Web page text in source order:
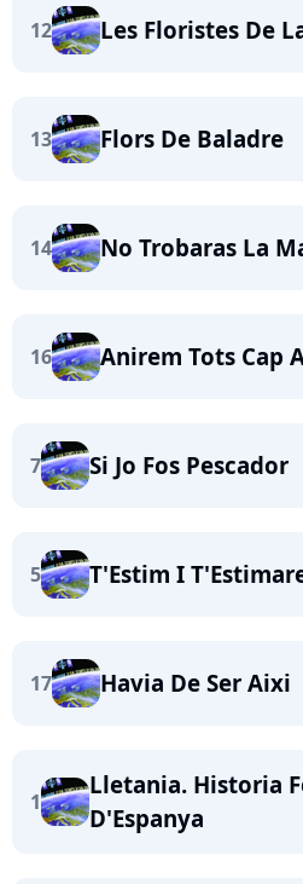
12 Les Floristes De
13 Flors De Baladre
14 No Trobaras La
16 Anirem Tots Cap
7 Si Jo Fos Pescador
5 T'Estim I
17 Havia De Ser Aixi
1
Lletania. Historia
D'Espanya